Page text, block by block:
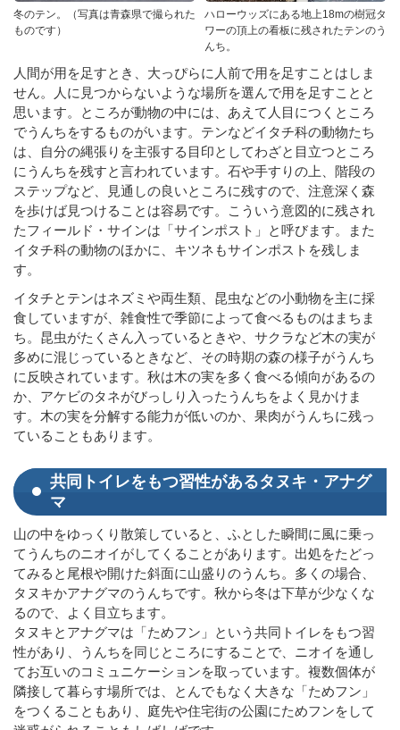
冬のテン。（写真は青森県で撮られた
ものです）
ハローウッズにある地上18mの樹冠タ
ワーの頂上の看板に残されたテンのう
んち。
人間が用を足すとき、大っぴらに人前で用を足すことはしま
せん。人に見つからないような場所を選んで用を足すことと
思います。ところが動物の中には、あえて人目につくところ
でうんちをするものがいます。テンなどイタチ科の動物たち
は、自分の縄張りを主張する目印としてわざと目立つところ
にうんちを残すと言われています。石や手すりの上、階段の
ステップなど、見通しの良いところに残すので、注意深く森
を歩けば見つけることは容易です。こういう意図的に残され
たフィールド・サインは「サインポスト」と呼びます。また
イタチ科の動物のほかに、キツネもサインポストを残しま
す。
イタチとテンはネズミや両生類、昆虫などの小動物を主に採
食していますが、雑食性で季節によって食べるものはまちま
ち。昆虫がたくさん入っているときや、サクラなど木の実が
多めに混じっているときなど、その時期の森の様子がうんち
に反映されています。秋は木の実を多く食べる傾向があるの
か、アケビのタネがびっしり入ったうんちをよく見かけま
す。木の実を分解する能力が低いのか、果肉がうんちに残っ
ていることもあります。
共同トイレをもつ習性があるタヌキ・アナグ
マ
山の中をゆっくり散策していると、ふとした瞬間に風に乗っ
てうんちのニオイがしてくることがあります。出処をたどっ
てみると尾根や開けた斜面に山盛りのうんち。多くの場合、
タヌキかアナグマのうんちです。秋から冬は下草が少なくな
るので、よく目立ちます。
タヌキとアナグマは「ためフン」という共同トイレをもつ習
性があり、うんちを同じところにすることで、ニオイを通し
てお互いのコミュニケーションを取っています。複数個体が
隣接して暮らす場所では、とんでもなく大きな「ためフン」
をつくることもあり、庭先や住宅街の公園にためフンをして